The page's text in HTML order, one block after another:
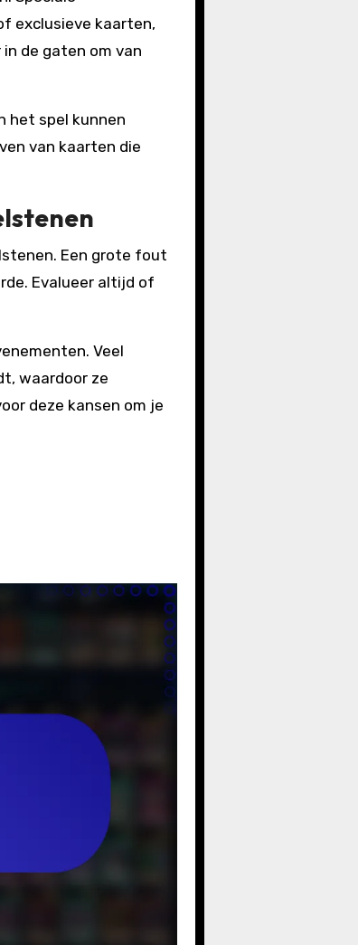
exclusieve kaarten,
de gaten om van
het spel kunnen
van kaarten die
Een grote fout
Evalueer altijd of
Veel
waardoor ze
deze kansen om je